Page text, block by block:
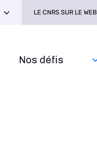
Nos défis‎
LE CNRS SUR LE WEB